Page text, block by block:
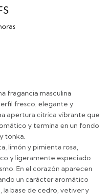
fragancia masculina
fresco, elegante y
apertura cítrica vibrante que
y termina en un fondo
tonka.
limón y pimienta rosa,
y ligeramente especiado
En el corazón aparecen
un carácter aromático
la base de cedro, vetiver y